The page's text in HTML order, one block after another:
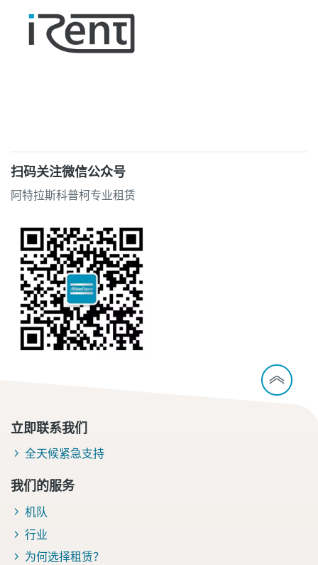
扫码关注微信公众号
阿特拉斯科普柯专业租赁
立即联系我们
全天候紧急支持
我们的服务
机队
行业
为何选择租赁？